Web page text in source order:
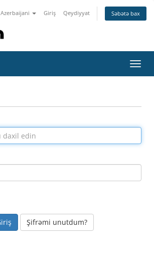
Azerbaijani Giriş Qeydiyyat Səbətə bax
keçid
Şifrəmi unutdum?